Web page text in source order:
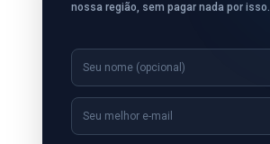
nossa região, sem pagar nada por isso.